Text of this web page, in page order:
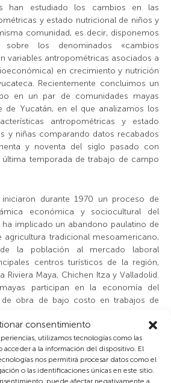
consentimiento
utilizamos tecnologías como las
acceder a la información del dispositivo. El
nos permitirá procesar datos como el
o las identificaciones únicas en este sitio.
puede afectar negativamente a
han estudiado los cambios en las
y estado nutricional de niños y
comunidad, es decir, disponemos
los denominados «cambios
variables antropométricas asociados a
en crecimiento y nutrición
Recientemente concluimos un
en un par de comunidades mayas
de Yucatán, en el que analizamos los
antropométricas y estado
y niñas comparando datos recabados
y noventa del siglo pasado con
temporada de trabajo de campo
durante 1970 un proceso de
económica y sociocultural del
implicado un abandono paulatino de
agricultura tradicional mesoamericano,
la población al mercado laboral
centros turísticos de la región,
Riviera Maya, Chichen Itza y Valladolid.
participan en la economía del
obra de bajo costo en trabajos de
ecoturismo y arqueoturismo. Estos
profundamente la ecología
haciéndolas más dependientes
para cubrir sus necesidades
sus ideales de consumo.